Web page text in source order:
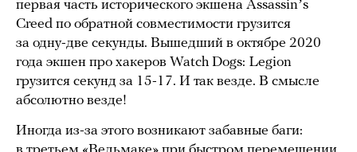
первая часть исторического экшена Assassinʼs
Creed по обратной совместимости грузится
за одну-две секунды. Вышедший в октябре 2020
года экшен про хакеров Watch Dogs: Legion
грузится секунд за 15-17. И так везде. В смысле
абсолютно везде!
Иногда из-за этого возникают забавные баги: